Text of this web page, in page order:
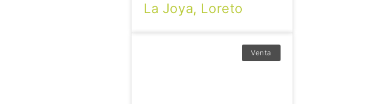
La Joya, Loreto
Venta